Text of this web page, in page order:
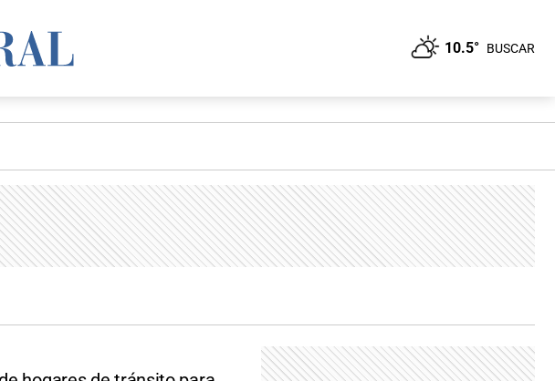
10.5° BUSCAR